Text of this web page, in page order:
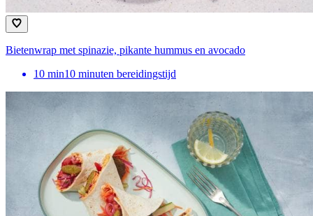
Bietenwrap met spinazie, pikante hummus en avocado
10 min10 minuten bereidingstijd